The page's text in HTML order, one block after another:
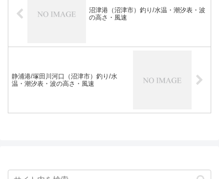
沼津港（沼津市）釣り/水温・潮汐表・波
の高さ・風速
静浦港/塚田川河口（沼津市）釣り/水
温・潮汐表・波の高さ・風速